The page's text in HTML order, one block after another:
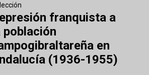
franquista a
población
en
(1936-1955)